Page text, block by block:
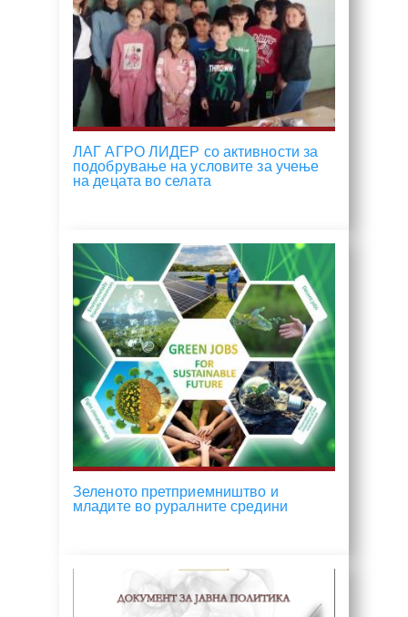
ЛАГ АГРО ЛИДЕР со активности за
подобрување на условите за учење
на децата во селата
Зеленото претприемништво и
младите во руралните средини